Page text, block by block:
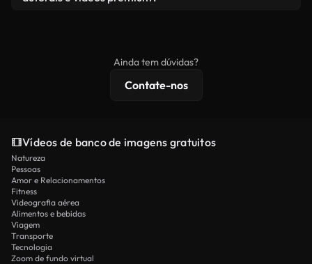
licenciamento estendidas.
Ainda tem dúvidas?
Contate-nos
Vídeos de banco de imagens gratuitos
Natureza
Pessoas
Amor e Relacionamentos
Fitness
Videografia aérea
Alimentos e bebidas
Viagem
Transporte
Tecnologia
Zoom de fundo virtual